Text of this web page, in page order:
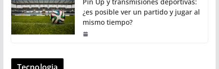
¿es posible ver un partido y jugar al
mismo tiempo?